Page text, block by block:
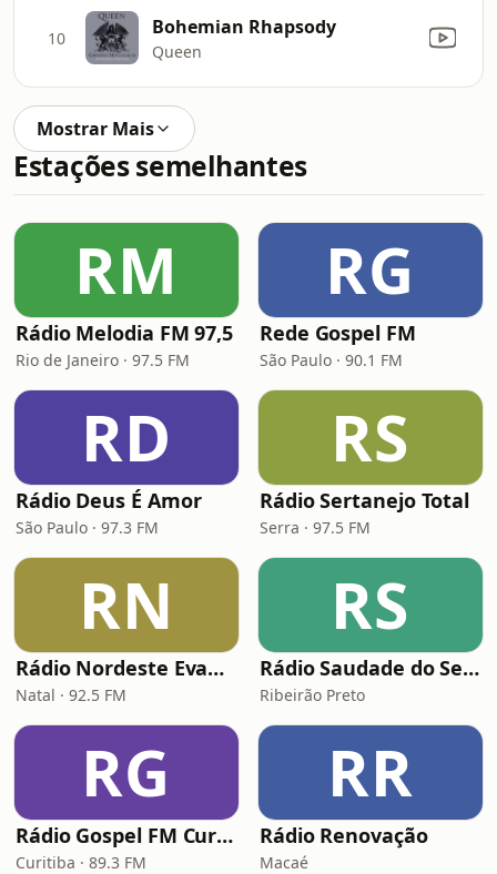
10 Bohemian Rhapsody
Queen
Mostrar Mais
Estações semelhantes
RM
Rádio Melodia FM 97,5
Rio de Janeiro · 97.5 FM
RG
Rede Gospel FM
São Paulo · 90.1 FM
RD
Rádio Deus É Amor
São Paulo · 97.3 FM
RS
Rádio Sertanejo Total
Serra · 97.5 FM
RN
Rádio Nordeste Evangélica
Natal · 92.5 FM
RS
Rádio Saudade do Sertão
Ribeirão Preto
RG
Rádio Gospel FM Curitiba
Curitiba · 89.3 FM
RR
Rádio Renovação
Macaé